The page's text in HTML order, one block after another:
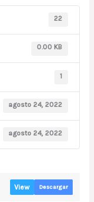
22
0.00 KB
1
agosto 24, 2022
agosto 24, 2022
View Descargar